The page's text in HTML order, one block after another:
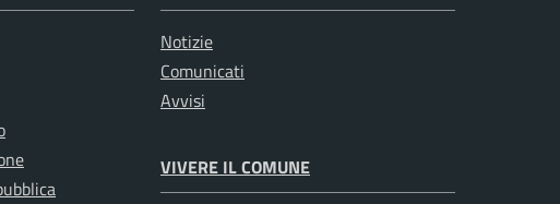
Notizie
Comunicati
Avvisi
VIVERE IL COMUNE